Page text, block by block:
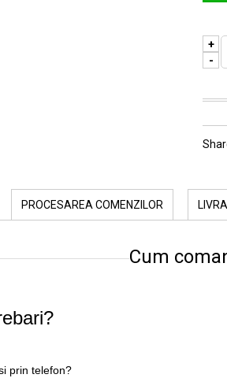
+
-
PROCESAREA COMENZILOR
Cum
prin telefon?